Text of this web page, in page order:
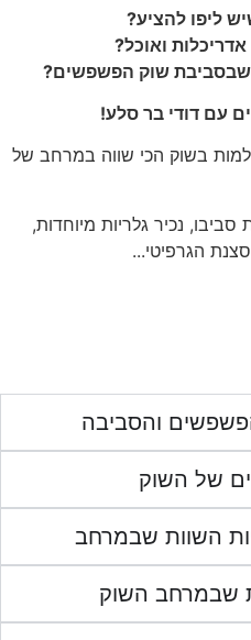
להציע?
ואוכל?
שוק הפשפשים?
בר סלע!
הכי שווה במרחב של
גלריות מיוחדות,
והסביבה
השוק
שבמרחב
השוק